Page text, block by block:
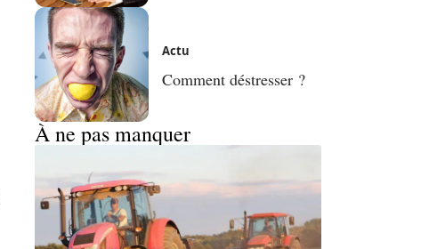
Actu
Comment déstresser ?
À ne pas manquer